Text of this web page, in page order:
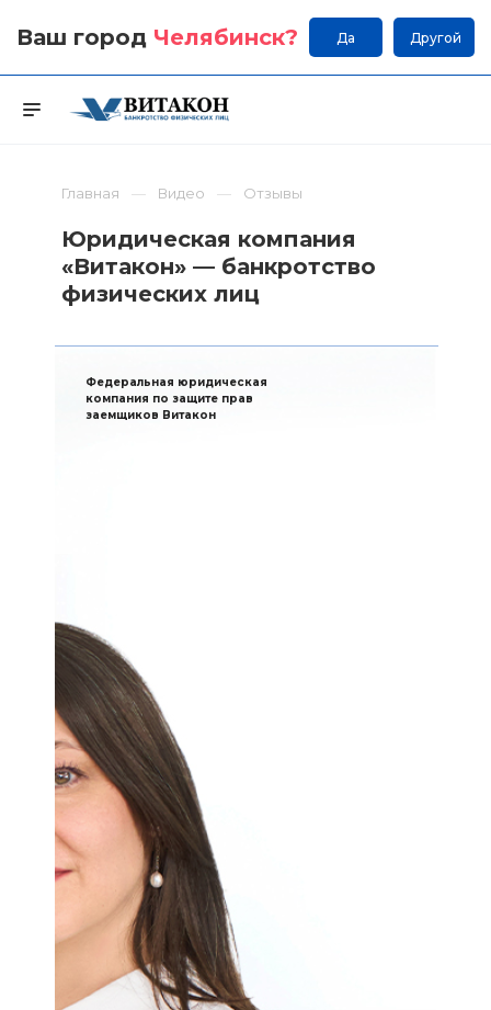
Ваш город Челябинск? Да Другой
Главная Видео Отзывы
Юридическая компания
«Витакон» — банкротство
физических лиц
Федеральная юридическая
компания по защите прав
заемщиков Витакон